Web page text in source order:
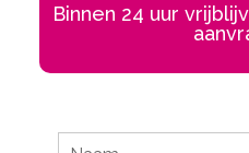
Binnen 24 uur
Leave